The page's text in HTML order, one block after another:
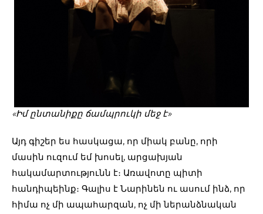
«Իմ ընտանիքը ճամպրուկի մեջ է»
Այդ գիշեր ես հասկացա, որ միակ բանը, որի
մասին ուզում եմ խոսել, արցախյան
հակամարտությունն է։ Առավոտը պիտի
հանդիպեինք։ Գալիս է Նարինեն ու ասում ինձ, որ
հիմա ոչ մի ապահարզան, ոչ մի ներանձնական